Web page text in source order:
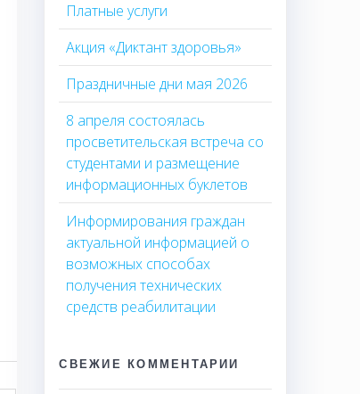
Платные услуги
Акция «Диктант здоровья»
Праздничные дни мая 2026
8 апреля состоялась
просветительская встреча со
студентами и размещение
информационных буклетов
Информирования граждан
актуальной информацией о
возможных способах
получения технических
средств реабилитации
СВЕЖИЕ КОММЕНТАРИИ